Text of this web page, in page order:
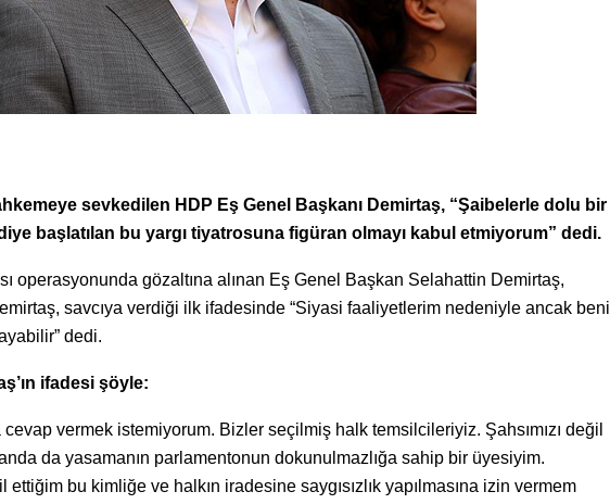
sevkedilen HDP Eş Genel Başkanı Demirtaş, “Şaibelerle dolu bir
başlatılan bu yargı tiyatrosuna figüran olmayı kabul etmiyorum” dedi.
operasyonunda gözaltına alınan Eş Genel Başkan Selahattin Demirtaş,
savcıya verdiği ilk ifadesinde “Siyasi faaliyetlerim nedeniyle ancak beni
dedi.
ifadesi şöyle:
vermek istemiyorum. Bizler seçilmiş halk temsilcileriyiz. Şahsımızı değil
da yasamanın parlamentonun dokunulmazlığa sahip bir üyesiyim.
ettiğim bu kimliğe ve halkın iradesine saygısızlık yapılmasına izin vermem